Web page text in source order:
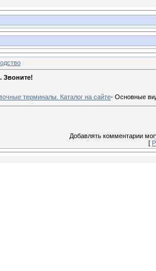
Звоните!
терминалы. Каталог на сайте- Основные
Добавлять комментарии
[